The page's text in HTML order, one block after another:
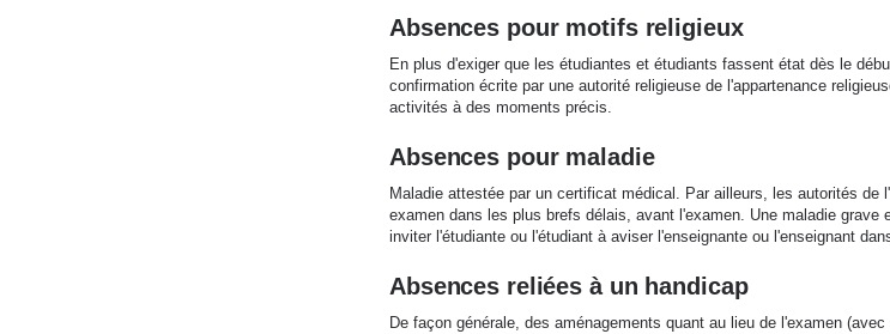
Absences pour motifs religieux
En plus d'exiger que les étudiantes et étudiants fassent état dès le
confirmation écrite par une autorité religieuse de l'appartenance
activités à des moments précis.
Absences pour maladie
Maladie attestée par un certificat médical. Par ailleurs, les autorités
examen dans les plus brefs délais, avant l'examen. Une maladie
inviter l'étudiante ou l'étudiant à aviser l'enseignante ou l'enseignant
Absences reliées à un handicap
De façon générale, des aménagements quant au lieu de l'examen